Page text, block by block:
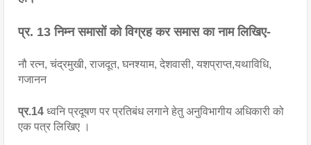
प्र. 13 निम्न समासों को विग्रह कर समास का नाम लिखिए-
नौ रत्न, चंद्रमुखी, राजदूत, घनश्याम, देशवासी, यशप्राप्त,यथाविधि,
गजानन
प्र.14 ध्वनि प्रदूषण पर प्रतिबंध लगाने हेतु अनुविभागीय अधिकारी को
एक पत्र लिखिए ।